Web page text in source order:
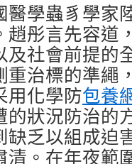
醫學蟲豸學家
趙彤言先容道
及社會前提的
重治標的準繩
用化學防包養
的狀況防治的
缺乏以組成迫
清。在年夜範